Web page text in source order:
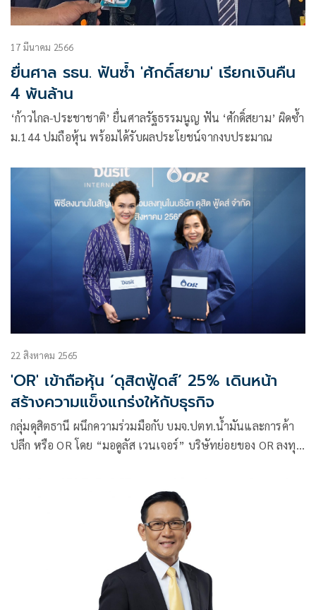
17 มีนาคม 2566
ยื่นศาล รธน. ฟันซ้ำ 'ศักดิ์สยาม' เรียกเงินคืน
4 พันล้าน
‘ก้าวไกล-ประชาชาติ’ ยื่นศาลรัฐธรรมนูญ ฟัน ‘ศักดิ์สยาม’ ผิดซ้ำ
ม.144 ปมถือหุ้น พร้อมได้รับผลประโยชน์จากงบประมาณ
22 สิงหาคม 2565
'OR' เข้าถือหุ้น ‘ดุสิตฟู้ดส์’ 25% เดินหน้า
สร้างความแข็งแกร่งให้กับธุรกิจ
กลุ่มดุสิตธานี ผนึกความร่วมมือกับ บมจ.ปตท.น้ำมันและการค้า
ปลีก หรือ OR โดย “มอดูลัส เวนเจอร์” บริษัทย่อยของ OR ลงทุน